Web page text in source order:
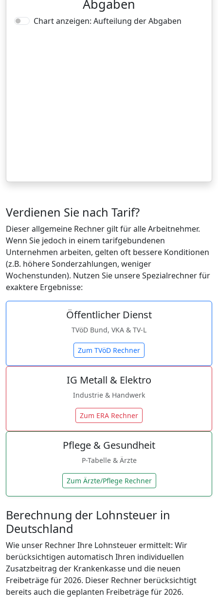
Abgaben
Chart anzeigen: Aufteilung der Abgaben
Verdienen Sie nach Tarif?
Dieser allgemeine Rechner gilt für alle Arbeitnehmer.
Wenn Sie jedoch in einem tarifgebundenen
Unternehmen arbeiten, gelten oft bessere Konditionen
(z.B. höhere Sonderzahlungen, weniger
Wochenstunden). Nutzen Sie unsere Spezialrechner für
exaktere Ergebnisse:
Öffentlicher Dienst
TVöD Bund, VKA & TV-L
Zum TVöD Rechner
IG Metall & Elektro
Industrie & Handwerk
Zum ERA Rechner
Pflege & Gesundheit
P-Tabelle & Ärzte
Zum Ärzte/Pflege Rechner
Berechnung der Lohnsteuer in
Deutschland
Wie unser Rechner Ihre Lohnsteuer ermittelt: Wir
berücksichtigen automatisch Ihren individuellen
Zusatzbeitrag der Krankenkasse und die neuen
Freibeträge für 2026. Dieser Rechner berücksichtigt
bereits auch die geplanten Freibeträge für 2026.